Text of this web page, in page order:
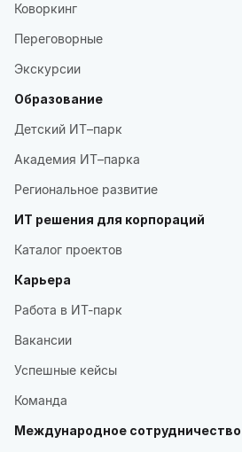
Коворкинг
Переговорные
Экскурсии
Образование
Детский ИТ–парк
Академия ИТ–парка
Региональное развитие
ИТ решения для корпораций
Каталог проектов
Карьера
Работа в ИТ-парк
Вакансии
Успешные кейсы
Команда
Международное сотрудничество